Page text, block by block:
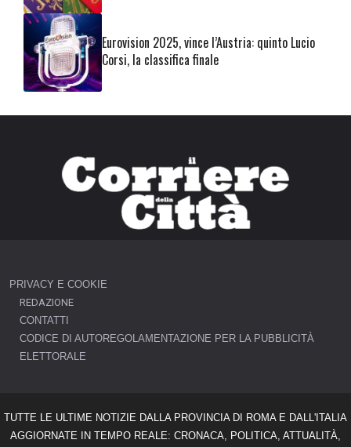
Eurovision 2025, vince l’Austria: quinto Lucio
Corsi, la classifica finale
PRIVACY E COOKIE
REDAZIONE
CONTATTI
CODICE DI AUTOREGOLAMENTAZIONE PER LA PUBBLICITÀ
ELETTORALE
TUTTE LE ULTIME NOTIZIE DALLA PROVINCIA DI ROMA E DALL'ITALIA
AGGIORNATE IN TEMPO REALE: CRONACA, POLITICA, ATTUALITÀ,